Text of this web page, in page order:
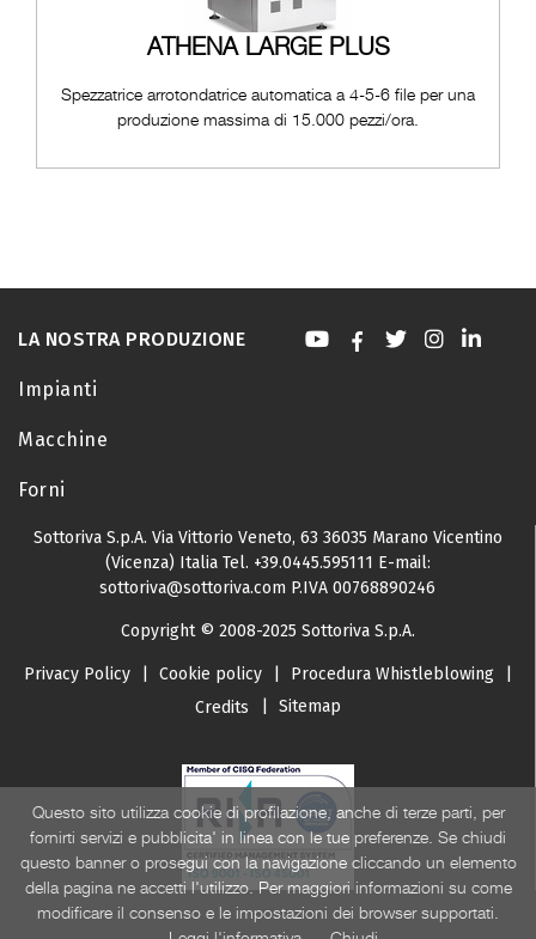
ATHENA LARGE PLUS
Spezzatrice arrotondatrice automatica a 4-5-6 file per una
produzione massima di 15.000 pezzi/ora.
LA NOSTRA PRODUZIONE
Impianti
Macchine
Forni
Sottoriva S.p.A. Via Vittorio Veneto, 63 36035 Marano Vicentino
(Vicenza) ItaliaTel. +39.0445.595111 E-mail:
sottoriva@sottoriva.com P.IVA 00768890246
Copyright © 2008-2025 Sottoriva S.p.A.
Privacy Policy Cookie policy Procedura Whistleblowing
Credits
Sitemap
Questo sito utilizza cookie di profilazione, anche di terze parti, per
fornirti servizi e pubblicita' in linea con le tue preferenze. Se chiudi
questo banner o prosegui con la navigazione cliccando un elemento
della pagina ne accetti l'utilizzo. Per maggiori informazioni su come
modificare il consenso e le impostazioni dei browser supportati.